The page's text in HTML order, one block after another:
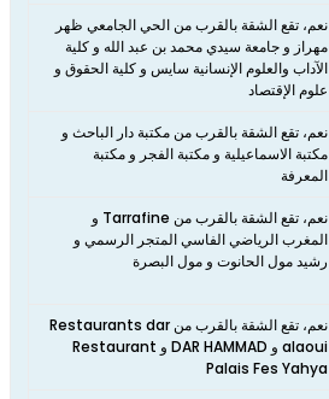
نعم، تقع الشقة بالقرب من الحي الجامعي ظهر
مهراز و جامعة سيدي محمد بن عبد الله و كلية
الآداب والعلوم الإنسانية سايس و كلية الحقوق و
علوم الإقتصاد
نعم، تقع الشقة بالقرب من مكتبة دار الباحث و
مكتبة الاسماعيلية و مكتبة الفجر و مكتبة
المعرفة
نعم، تقع الشقة بالقرب من Tarrafine و
المغرب الرياضي الفاسي المتجر الرسمي و
رشيد مول الحانوت و مول البصرة
نعم، تقع الشقة بالقرب من Restaurants dar
alaoui و DAR HAMMAD و Restaurant
Palais Fes Yahya